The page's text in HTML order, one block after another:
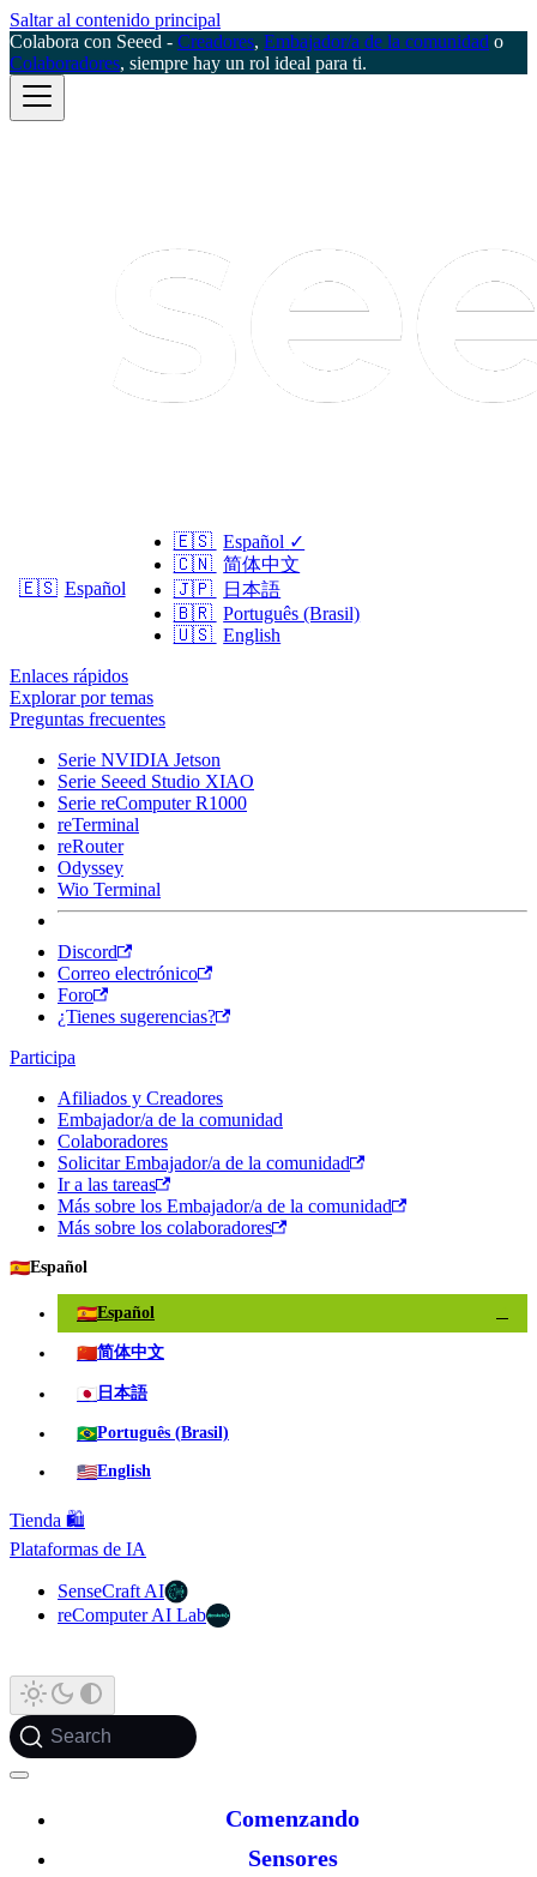
Saltar al contenido principal
Colabora con Seeed - Creadores, Embajador/a de la comunidad o
Colaboradores, siempre hay un rol ideal para ti.
🇪🇸 Español
🇪🇸 Español ✓
🇨🇳 简体中文
🇯🇵
日本語
🇧🇷 Português (Brasil)
🇺🇸 English
Enlaces rápidos
Explorar por temas
Preguntas frecuentes
Serie NVIDIA Jetson
Serie Seeed Studio XIAO
Serie reComputer R1000
reTerminal
reRouter
Odyssey
Wio Terminal
Discord
Correo electrónico
Foro
¿Tienes sugerencias?
Participa
Afiliados y Creadores
Embajador/a de la comunidad
Colaboradores
Solicitar Embajador/a de la comunidad
Ir a las tareas
Más sobre los Embajador/a de la comunidad
Más sobre los colaboradores
🇪🇸Español
🇪🇸Español
🇨🇳简体中文
🇯🇵 日本語
🇧🇷Português (Brasil)
🇺🇸English
Tienda 🛍️
Plataformas de IA
SenseCraft AI
reComputer AI Lab
Search
Comenzando
Sensores